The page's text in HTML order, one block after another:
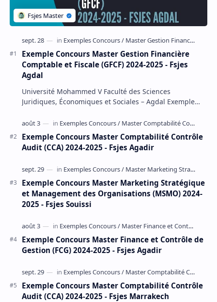
Exemple Concours Master Gestion Financière
Comptable et Fiscale (GFCF) 2024-2025 - Fsjes
Agdal
Université Mohammed V Faculté des Sciences
Juridiques, Économiques et Sociales – Agdal Exemple
Exemple Concours Master Comptabilité Contrôle
Audit (CCA) 2024-2025 - Fsjes Agadir
Exemple Concours Master Marketing Stratégique
et Management des Organisations (MSMO) 2024-
2025 - Fsjes Souissi
Exemple Concours Master Finance et Contrôle de
Gestion (FCG) 2024-2025 - Fsjes Agadir
Exemple Concours Master Comptabilité Contrôle
Audit (CCA) 2024-2025 - Fsjes Marrakech